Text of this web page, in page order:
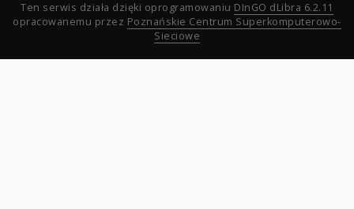
Ten serwis działa dzięki oprogramowaniu DInGO dLibra 6.2.11
opracowanemu przez Poznańskie Centrum Superkomputerowo-
Sieciowe